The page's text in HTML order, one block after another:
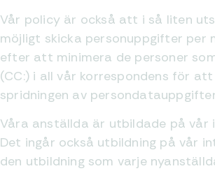
Vår policy är också att i så liten
möjligt skicka personuppgifter per
efter att minimera de personer
(CC:) i all vår korrespondens för
spridningen av
Våra anställda är utbildade på vår
Det ingår också utbildning på vår
den utbildning som varje